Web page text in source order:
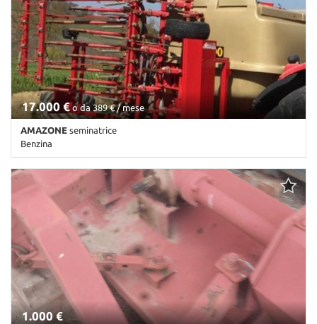
17.000 €o da 389 € / mese
AMAZONE seminatrice
Benzina
Km non disponibile • Cambio Altro • Antracite pastello
1.000 €